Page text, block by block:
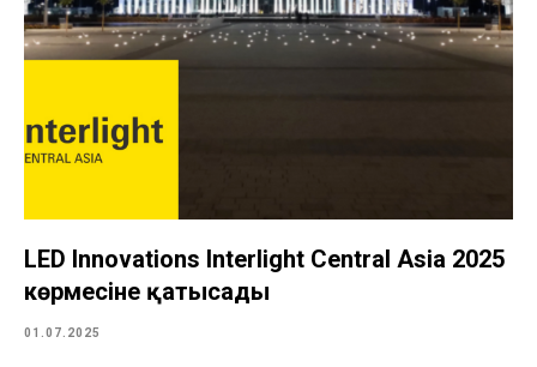
LED Innovations Interlight Central Asia 2025
көрмесіне қатысады
01.07.2025